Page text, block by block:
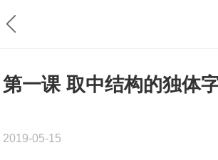
第一课 取中结构的独体字
2019-05-15